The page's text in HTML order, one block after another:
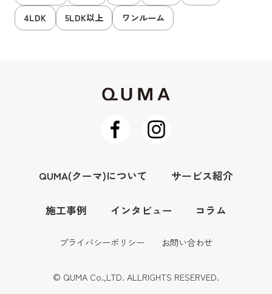
4LDK
5LDK以上 ワンルーム
QUMA(クーマ)について サービス紹介
施工事例 インタビュー コラム
プライバシーポリシー お問い合わせ
© QUMA Co.,LTD. ALLRIGHTS RESERVED.